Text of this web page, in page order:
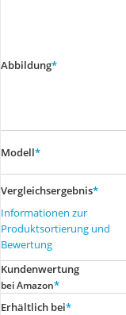
Abbildung*
Modell*
Vergleichsergebnis*
Informationen zur
Produktsortierung und
Bewertung
Kundenwertung
bei Amazon*
Erhältlich bei*